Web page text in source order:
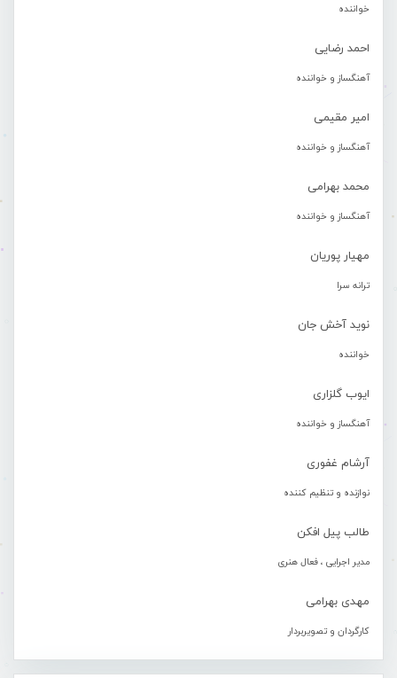
خواننده
احمد رضایی
آهنگساز و خواننده
امیر مقیمی
آهنگساز و خواننده
محمد بهرامی
آهنگساز و خواننده
مهیار پوریان
ترانه سرا
نوید آخش جان
خواننده
ایوب گلزاری
آهنگساز و خواننده
آرشام غفوری
نوازنده و تنظیم کننده
طالب پیل افکن
مدیر اجرایی ، فعال هنری
مهدی بهرامی
کارگردان و تصویربردار